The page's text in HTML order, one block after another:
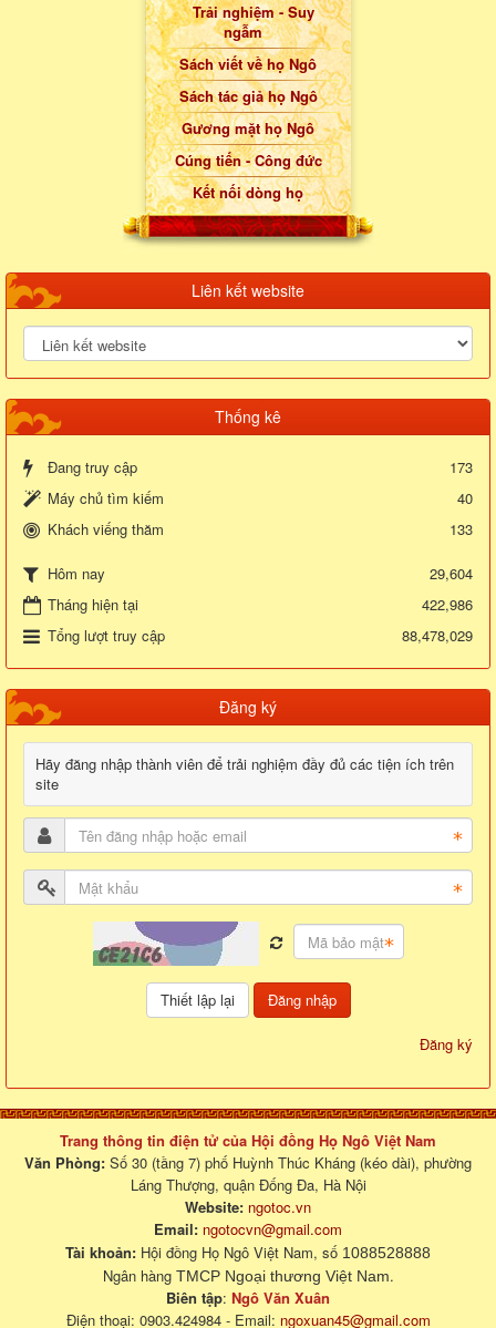
Trải nghiệm - Suy
ngẫm
Sách viết về họ Ngô
Sách tác giả họ Ngô
Gương mặt họ Ngô
Cúng tiến - Công đức
Kết nối dòng họ
Liên kết website
Thống kê
Đang truy cập
173
Máy chủ tìm kiếm
40
Khách viếng thăm
133
Hôm nay
29,604
Tháng hiện tại
422,986
Tổng lượt truy cập
88,478,029
Đăng ký
Hãy đăng nhập thành viên để trải nghiệm đầy đủ các tiện ích trên
site
Đăng nhập
Đăng ký
Trang thông tin điện tử của Hội đồng Họ Ngô Việt Nam
Văn Phòng: Số 30 (tầng 7) phố Huỳnh Thúc Kháng (kéo dài), phường
Láng Thượng, quận Đống Đa, Hà Nội
Website: ngotoc.vn
Email: ngotocvn@gmail.com
Tài khoản: Hội đồng Họ Ngô Việt Nam, số 1088528888
Ngân hàng TMCP Ngoại thương Việt Nam.
Biên tập: Ngô Văn Xuân
Điện thoại: 0903.424984 - Email: ngoxuan45@gmail.com